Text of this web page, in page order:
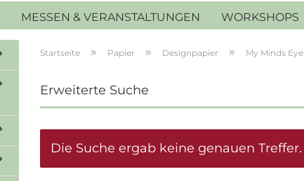
MESSEN & VERANSTALTUNGEN WORKSHOPS
Startseite » Papier » Designpapier » My Minds Eye
Erweiterte Suche
Die Suche ergab keine genauen Treffer.